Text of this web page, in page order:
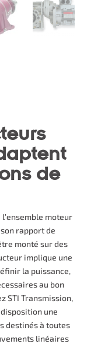
de
moteur
rapport de
monté sur des
implique une
la puissance,
au bon
STI Transmission,
une
destinés à toutes
linéaires